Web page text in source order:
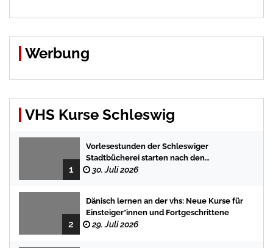
Werbung
VHS Kurse Schleswig
1
Vorlesestunden der Schleswiger
Stadtbücherei starten nach den
Sommerferien mit spannenden
30. Juli 2026
2
Dänisch lernen an der vhs: Neue Kurse für
Einsteiger*innen und Fortgeschrittene
29. Juli 2026